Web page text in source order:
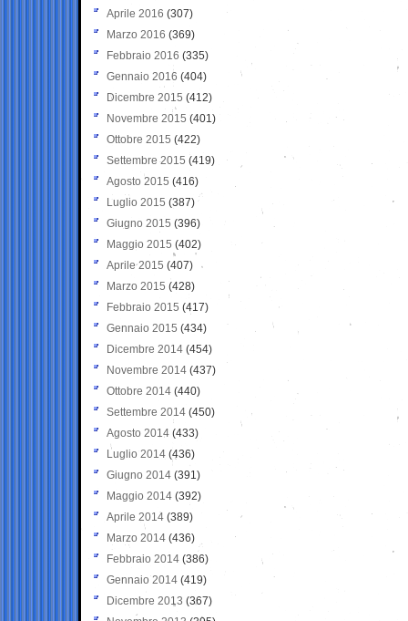
Aprile 2016 (307)
Marzo 2016 (369)
Febbraio 2016 (335)
Gennaio 2016 (404)
Dicembre 2015 (412)
Novembre 2015 (401)
Ottobre 2015 (422)
Settembre 2015 (419)
Agosto 2015 (416)
Luglio 2015 (387)
Giugno 2015 (396)
Maggio 2015 (402)
Aprile 2015 (407)
Marzo 2015 (428)
Febbraio 2015 (417)
Gennaio 2015 (434)
Dicembre 2014 (454)
Novembre 2014 (437)
Ottobre 2014 (440)
Settembre 2014 (450)
Agosto 2014 (433)
Luglio 2014 (436)
Giugno 2014 (391)
Maggio 2014 (392)
Aprile 2014 (389)
Marzo 2014 (436)
Febbraio 2014 (386)
Gennaio 2014 (419)
Dicembre 2013 (367)